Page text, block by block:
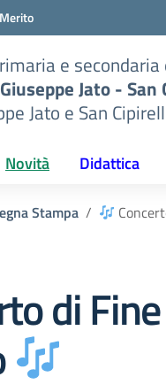
e
Jato -
Jato e San
Novità Didattica
Stampa
di